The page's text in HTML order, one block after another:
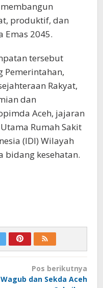
produktif, dan
Emas 2045.
tersebut
Pemerintahan,
Rakyat,
dan
Aceh, jajaran
Rumah Sakit
(IDI) Wilayah
bidang kesehatan.
Pos berikutnya
Wagub dan Sekda Aceh